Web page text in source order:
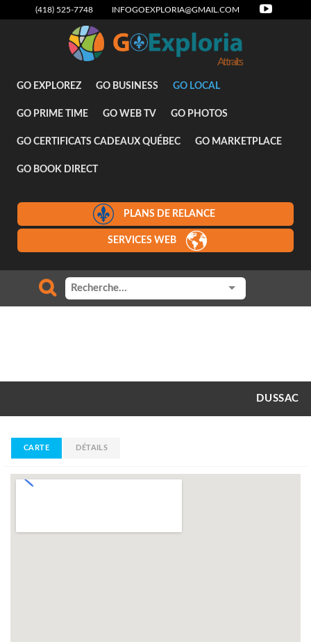
(418) 525-7748 INFOGOEXPLORIA@GMAIL.COM
Attraits
GO EXPLOREZ GO BUSINESS GO LOCAL
GO PRIME TIME GO WEB TV GO PHOTOS
GO CERTIFICATS CADEAUX QUÉBEC GO MARKETPLACE
GO BOOK DIRECT
PLANS DE RELANCE
SERVICES WEB
DUSSAC
CARTE DÉTAILS